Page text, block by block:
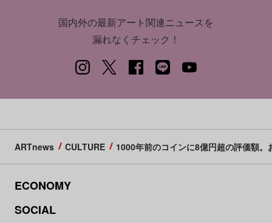
国内外の最新アート関連ニュースを
漏れなくチェック！
ARTnews CULTURE 1000年前のコインに8億円超の評価額
ECONOMY
SOCIAL